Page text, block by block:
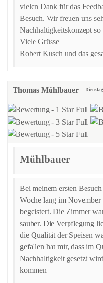
vielen Dank für das
Besuch. Wir freuen uns
Nachhaltigkeitskonzept so
Viele Grüsse
Robert Kusch und das
Thomas Mühlbauer
Mühlbauer
Bei meinem ersten
Woche lang im
begeistert. Die Zimmer
sauber. Die Verpflegung
die Qualität der Speisen
gefallen hat mir, dass im
Nachhaltigkeit gesetzt
kommen